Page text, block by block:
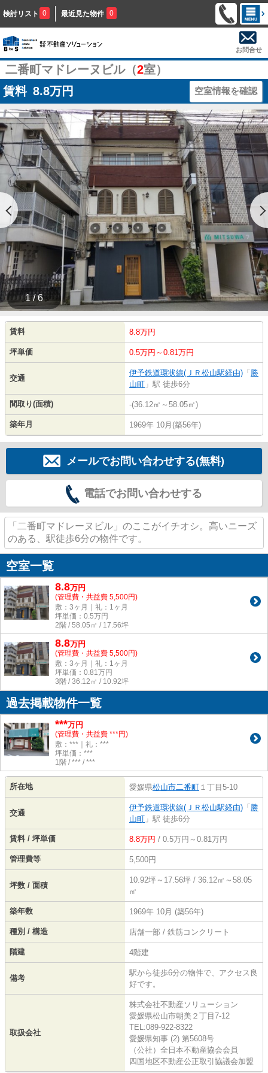
検討リスト 0 最近見た物件 0
お問合せ
二番町マドレーヌビル（2室）
賃料 8.8万円 空室情報を確認
1 / 6
賃料 8.8万円
坪単価 0.5万円～0.81万円
交通
伊予鉄道環状線(ＪＲ松山駅経由) 「 勝
山町 」駅 徒歩6分
間取り(面積) -(36.12㎡～58.05㎡)
築年月 1969年 10月(築56年)
メールでお問い合わせする(無料)
電話でお問い合わせする
「二番町マドレーヌビル」のここがイチオシ。高いニーズ
のある、駅徒歩6分の物件です。
空室一覧
8.8万円
(管理費・共益費 5,500円)
敷：3ヶ月｜礼：1ヶ月
坪単価： 0.5万円
2階 / 58.05㎡ / 17.56坪
8.8万円
(管理費・共益費 5,500円)
敷：3ヶ月｜礼：1ヶ月
坪単価： 0.81万円
3階 / 36.12㎡ / 10.92坪
過去掲載物件一覧
***万円
(管理費・共益費 ***円)
敷：***｜礼：***
坪単価：***
1階 / *** / ***
所在地 愛媛県松山市二番町 １丁目5-10
交通
伊予鉄道環状線(ＪＲ松山駅経由) 「 勝
山町 」駅 徒歩6分
賃料 / 坪単価 8.8万円 / 0.5万円～0.81万円
管理費等 5,500円
坪数 / 面積
10.92坪～17.56坪 / 36.12㎡～58.05
㎡
築年数 1969年 10月 (築56年)
種別 / 構造 店舗一部 / 鉄筋コンクリート
階建 4階建
備考
駅から徒歩6分の物件で、アクセス良
好です。
取扱会社
株式会社不動産ソリューション
愛媛県松山市朝美２丁目7-12
TEL:089-922-8322
愛媛県知事 (2) 第5608号
（公社）全日本不動産協会会員
四国地区不動産公正取引協議会加盟